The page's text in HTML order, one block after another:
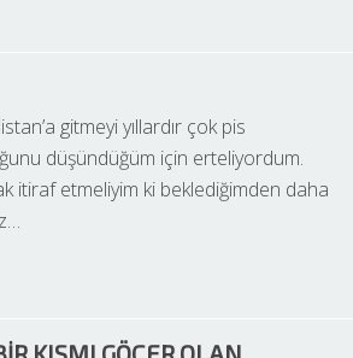
gitmeyi yıllardır çok pis
düşündüğüm için erteliyordum.
itiraf etmeliyim ki beklediğimden daha